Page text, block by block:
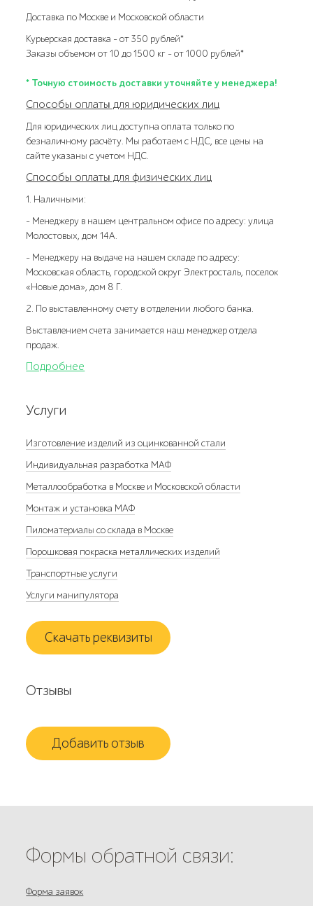
Доставка по Москве и Московской области
Курьерская доставка – от 350 рублей*
Заказы объемом от 10 до 1500 кг – от 1000 рублей*
* Точную стоимость доставки уточняйте у менеджера!
Способы оплаты для юридических лиц
Для юридических лиц доступна оплата только по
безналичному расчёту. Мы работаем с НДС, все цены на
сайте указаны с учетом НДС.
Способы оплаты для физических лиц
1. Наличными:
- Менеджеру в нашем центральном офисе по адресу: улица
Молостовых, дом 14А.
- Менеджеру на выдаче на нашем складе по адресу:
Московская область, городской округ Электросталь, поселок
«Новые дома», дом 8 Г.
2. По выставленному счету в отделении любого банка.
Выставлением счета занимается наш менеджер отдела
продаж.
Подробнее
Услуги
Изготовление изделий из оцинкованной стали
Индивидуальная разработка МАФ
Металлообработка в Москве и Московской области
Монтаж и установка МАФ
Пиломатериалы со склада в Москве
Порошковая покраска металлических изделий
Транспортные услуги
Услуги манипулятора
Скачать реквизиты
Отзывы
Добавить отзыв
Формы обратной связи:
Форма заявок